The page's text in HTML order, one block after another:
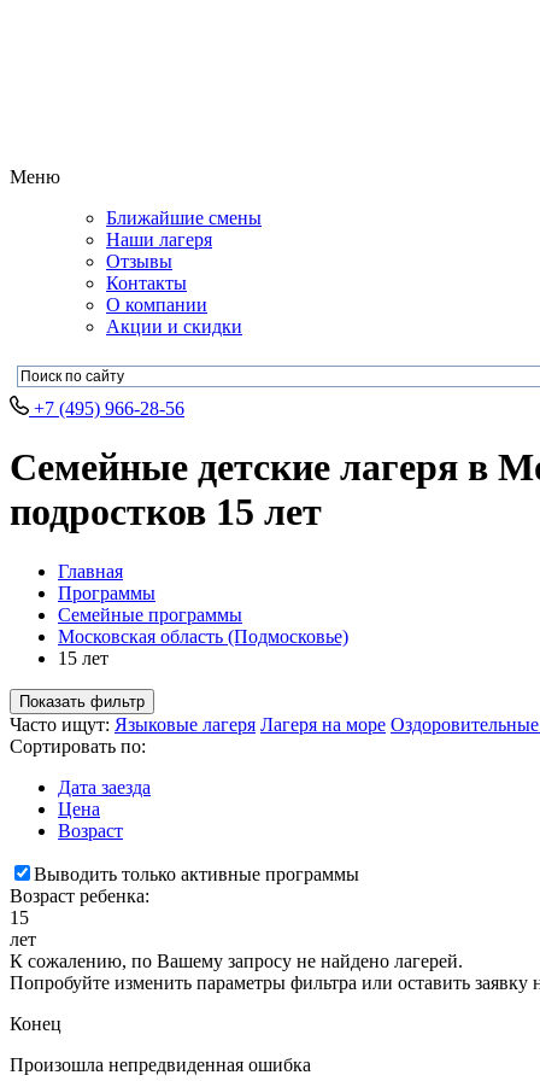
Меню
Ближайшие смены
Наши лагеря
Отзывы
Контакты
О компании
Акции и скидки
+7 (495) 966-28-56
Семейные детские лагеря в
подростков 15 лет
Главная
Программы
Семейные программы
Московская область (Подмосковье)
15 лет
Показать фильтр
Часто ищут: Языковые лагеря Лагеря на море Оздоровительные
Сортировать по:
Дата заезда
Цена
Возраст
Выводить только активные программы
Возраст ребенка:
15
лет
К сожалению, по Вашему запросу не найдено лагерей.
Попробуйте изменить параметры фильтра или оставить
Конец
Произошла непредвиденная ошибка